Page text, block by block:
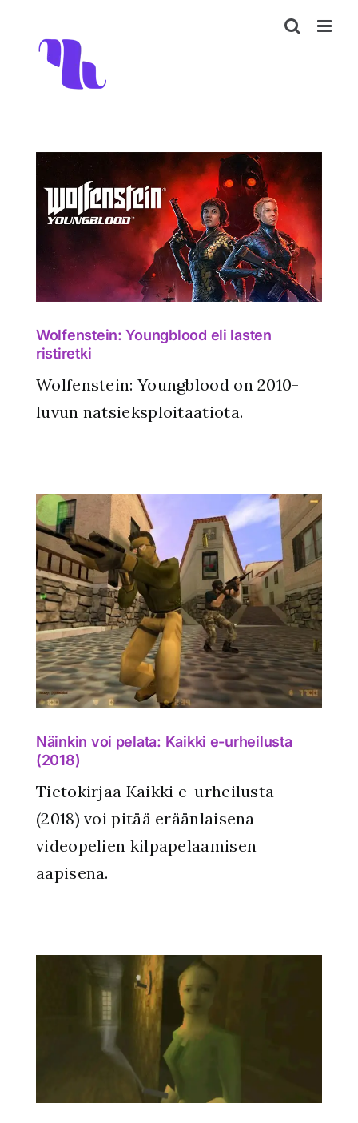
content
Wolfenstein: Youngblood eli lasten
ristiretki
Wolfenstein: Youngblood on 2010-
luvun natsieksploitaatiota.
Näinkin voi pelata: Kaikki e-urheilusta
(2018)
Tietokirjaa Kaikki e-urheilusta
(2018) voi pitää eräänlaisena
videopelien kilpapelaamisen
aapisena.